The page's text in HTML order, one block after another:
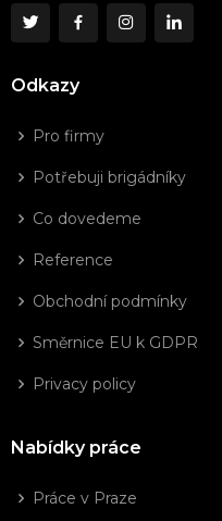
Odkazy
Pro firmy
Potřebuji brigádníky
Co dovedeme
Reference
Obchodní podmínky
Směrnice EU k GDPR
Privacy policy
Nabídky práce
Práce v Praze